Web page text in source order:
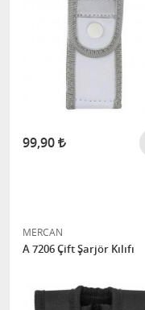
99,90
MERCAN
A 7206 Çift Şarjör Kılıfı